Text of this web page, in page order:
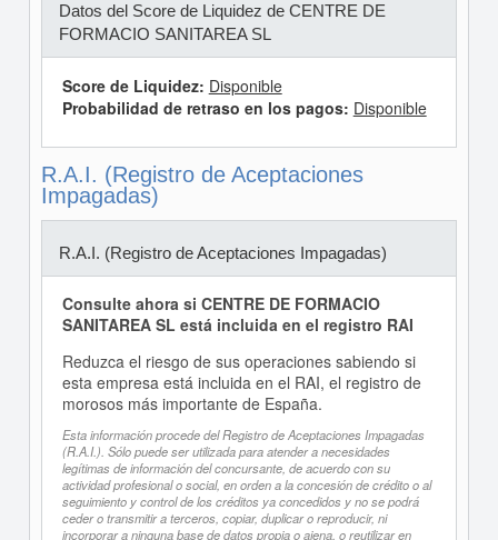
Datos del Score de Liquidez de CENTRE DE
FORMACIO SANITAREA SL
Score de Liquidez: Disponible
Probabilidad de retraso en los pagos: Disponible
R.A.I. (Registro de Aceptaciones
Impagadas)
R.A.I. (Registro de Aceptaciones Impagadas)
Consulte ahora si CENTRE DE FORMACIO
SANITAREA SL está incluida en el registro RAI
Reduzca el riesgo de sus operaciones sabiendo si
esta empresa está incluida en el RAI, el registro de
morosos más importante de España.
Esta información procede del Registro de Aceptaciones Impagadas
(R.A.I.). Sólo puede ser utilizada para atender a necesidades
legítimas de información del concursante, de acuerdo con su
actividad profesional o social, en orden a la concesión de crédito o al
seguimiento y control de los créditos ya concedidos y no se podrá
ceder o transmitir a terceros, copiar, duplicar o reproducir, ni
incorporar a ninguna base de datos propia o ajena, o reutilizar en